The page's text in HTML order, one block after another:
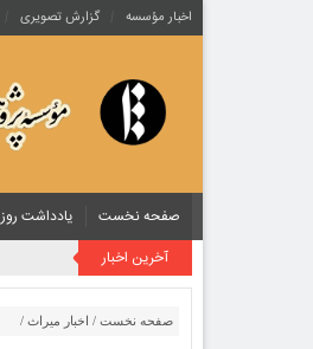
اخبار مؤسسه گزارش تصویری
صفحه نخست یادداشت روز
آخرین اخبار
صفحه نخست / اخبار میراث /